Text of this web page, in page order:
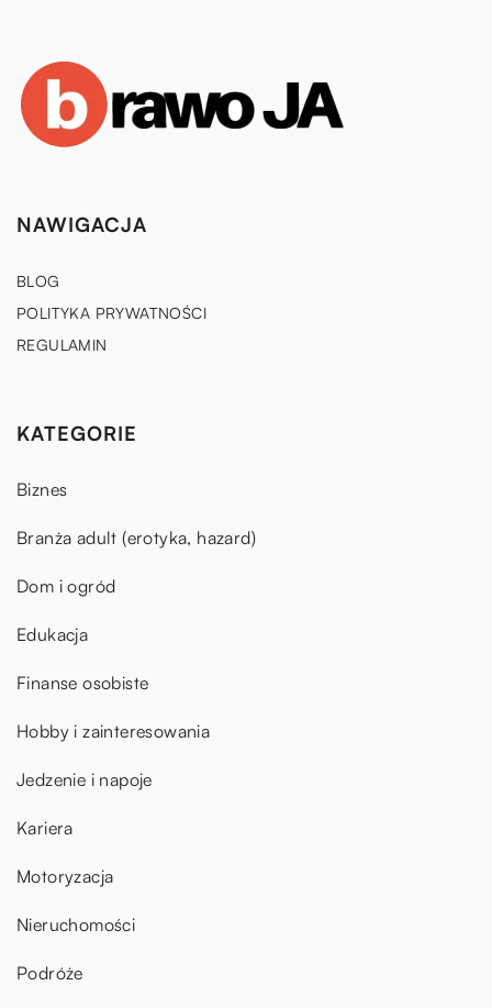
NAWIGACJA
BLOG
POLITYKA PRYWATNOŚCI
REGULAMIN
KATEGORIE
Biznes
Branża adult (erotyka, hazard)
Dom i ogród
Edukacja
Finanse osobiste
Hobby i zainteresowania
Jedzenie i napoje
Kariera
Motoryzacja
Nieruchomości
Podróże